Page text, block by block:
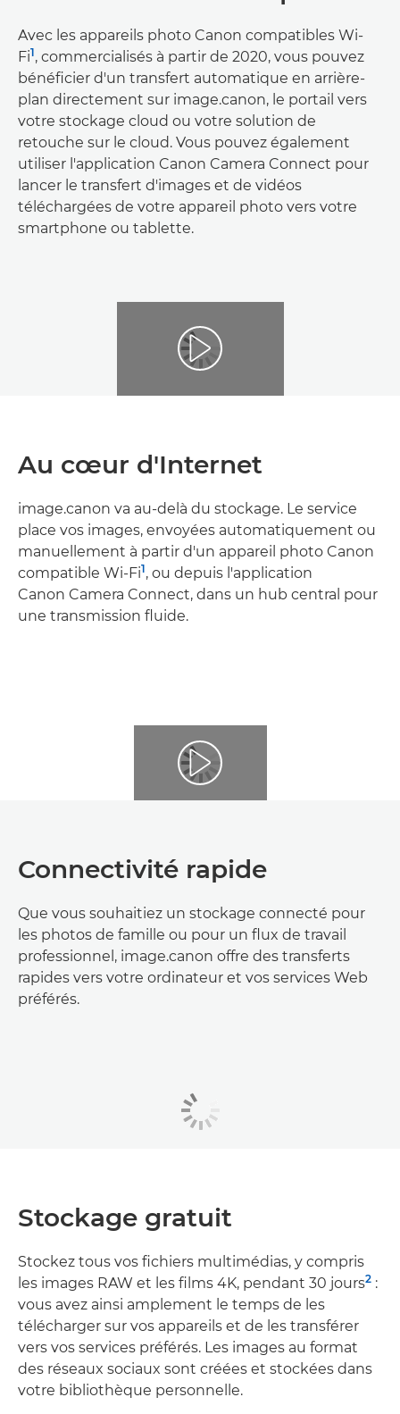
Avec les appareils photo Canon compatibles Wi-
Fi1, commercialisés à partir de 2020, vous pouvez
bénéficier d'un transfert automatique en arrière-
plan directement sur image.canon, le portail vers
votre stockage cloud ou votre solution de
retouche sur le cloud. Vous pouvez également
utiliser l'application Canon Camera Connect pour
lancer le transfert d'images et de vidéos
téléchargées de votre appareil photo vers votre
smartphone ou tablette.
Au cœur d'Internet
image.canon va au-delà du stockage. Le service
place vos images, envoyées automatiquement ou
manuellement à partir d'un appareil photo Canon
compatible Wi-Fi1, ou depuis l'application
Canon Camera Connect, dans un hub central pour
une transmission fluide.
Connectivité rapide
Que vous souhaitiez un stockage connecté pour
les photos de famille ou pour un flux de travail
professionnel, image.canon offre des transferts
rapides vers votre ordinateur et vos services Web
préférés.
Stockage gratuit
Stockez tous vos fichiers multimédias, y compris
les images RAW et les films 4K, pendant 30 jours2 :
vous avez ainsi amplement le temps de les
télécharger sur vos appareils et de les transférer
vers vos services préférés. Les images au format
des réseaux sociaux sont créées et stockées dans
votre bibliothèque personnelle.